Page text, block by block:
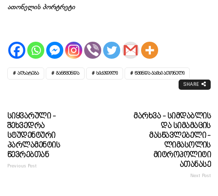
ათონელის პორტრეტი
ᲐᲦᲡᲐᲠᲔᲑᲐ ᲒᲐᲜᲬᲛᲔᲜᲓᲐ ᲡᲘᲙᲕᲓᲘᲚᲘ ᲬᲛᲘᲜᲓᲐ ᲞᲐᲘᲡᲘ ᲐᲗᲝᲜᲔᲚᲘ
SHARE
Სიყვარული -
Შეხვედრა
Სტუდენტური
Პარლამენტის
Წევრებთან
Previous Post
Მარხვა - Სიმდაბლის
Და Სიმამაცის
Მასწავლებელი -
Ლიმასოლის
Მიტროპოლიტი
Ათანასე
Next Post